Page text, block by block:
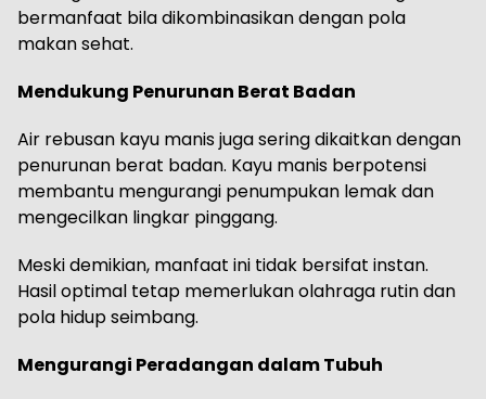
bermanfaat bila dikombinasikan dengan pola
makan sehat.
Mendukung Penurunan Berat Badan
Air rebusan kayu manis juga sering dikaitkan dengan
penurunan berat badan. Kayu manis berpotensi
membantu mengurangi penumpukan lemak dan
mengecilkan lingkar pinggang.
Meski demikian, manfaat ini tidak bersifat instan.
Hasil optimal tetap memerlukan olahraga rutin dan
pola hidup seimbang.
Mengurangi Peradangan dalam Tubuh